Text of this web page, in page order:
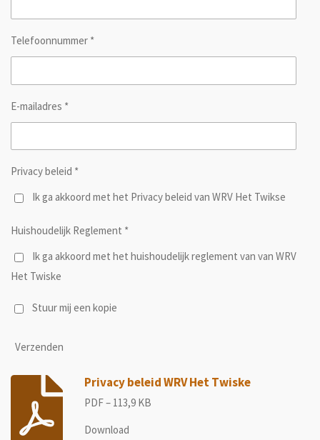
Telefoonnummer *
E-mailadres *
Privacy beleid *
Ik ga akkoord met het Privacy beleid van WRV Het Twikse
Huishoudelijk Reglement *
Ik ga akkoord met het huishoudelijk reglement van van WRV
Het Twiske
Stuur mij een kopie
Verzenden
Privacy beleid WRV Het Twiske
PDF – 113,9 KB
Download